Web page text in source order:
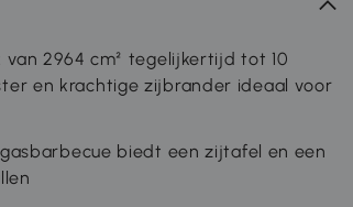
2964 cm² tegelijkertijd tot 10
en krachtige zijbrander ideaal voor
biedt een zijtafel en een